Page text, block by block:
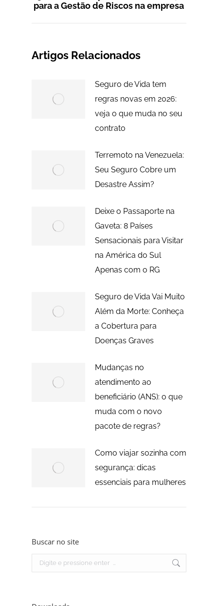
para a Gestão de Riscos na empresa
Artigos Relacionados
Seguro de Vida tem
regras novas em 2026:
veja o que muda no seu
contrato
Terremoto na Venezuela:
Seu Seguro Cobre um
Desastre Assim?
Deixe o Passaporte na
Gaveta: 8 Países
Sensacionais para Visitar
na América do Sul
Apenas com o RG
Seguro de Vida Vai Muito
Além da Morte: Conheça
a Cobertura para
Doenças Graves
Mudanças no
atendimento ao
beneficiário (ANS): o que
muda com o novo
pacote de regras?
Como viajar sozinha com
segurança: dicas
essenciais para mulheres
Buscar no site
Search: